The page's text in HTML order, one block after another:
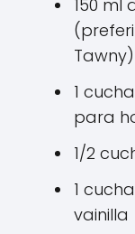
150 ml
Tawny)
1
para
1/2
1
vainilla